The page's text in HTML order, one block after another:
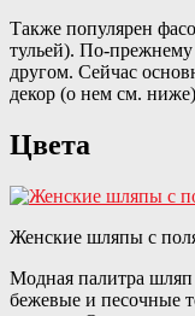
Также популярен
тульей). По-
другом. Сейчас
декор (о нем см.
Цвета
Женские шляпы с
Модная палитра шляп
бежевые и песочные